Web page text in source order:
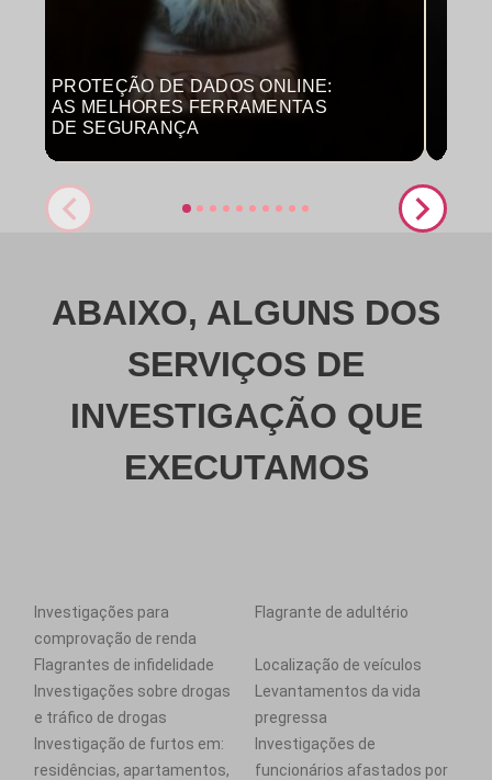
PROTEÇÃO DE DADOS ONLINE:
AS MELHORES FERRAMENTAS
DE SEGURANÇA
ABAIXO, ALGUNS DOS
SERVIÇOS DE
INVESTIGAÇÃO QUE
EXECUTAMOS
Investigações para
comprovação de renda
Flagrante de adultério
Flagrantes de infidelidade
Localização de veículos
Investigações sobre drogas
e tráfico de drogas
Levantamentos da vida
pregressa
Investigação de furtos em:
residências, apartamentos,
Investigações de
funcionários afastados por